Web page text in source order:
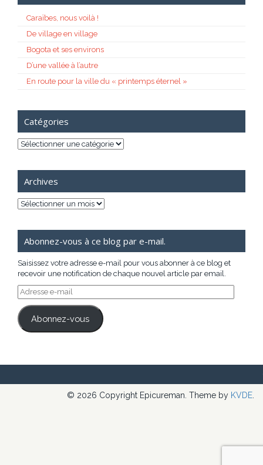
Caraïbes, nous voilà !
De village en village
Bogota et ses environs
D’une vallée à l’autre
En route pour la ville du « printemps éternel »
Catégories
Catégories
Archives
Archives
Abonnez-vous à ce blog par e-mail.
Saisissez votre adresse e-mail pour vous abonner à ce blog et
recevoir une notification de chaque nouvel article par email.
Adresse
e-
mail
Abonnez-vous
© 2026 Copyright Epicureman. Theme by KVDE.